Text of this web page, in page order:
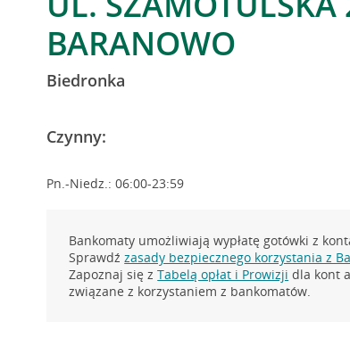
BARANOWO
Biedronka
Czynny:
Pn.-Niedz.: 06:00-23:59
Bankomaty umożliwiają wypłatę gotówki z
Sprawdźzasady bezpiecznego korzystania z
Zapoznaj się zTabelą opłat i Prowizji dla kont
związane z korzystaniem z bankomatów.